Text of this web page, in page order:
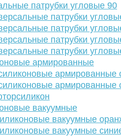
патрубки угловые 90
патрубки
патрубки
патрубки
патрубки
армированные
армированные
армированные
вакуумные
вакуумные
вакуумные